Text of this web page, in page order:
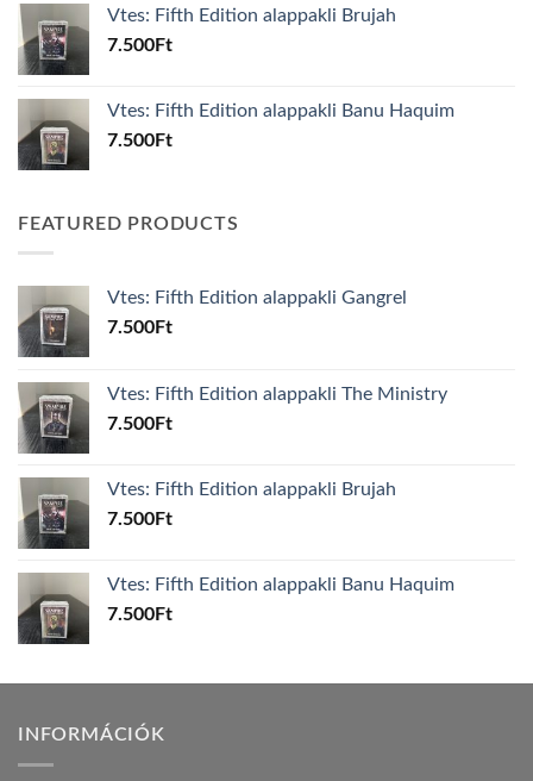
Vtes: Fifth Edition alappakli Brujah
7.500Ft
Vtes: Fifth Edition alappakli Banu Haquim
7.500Ft
FEATURED PRODUCTS
Vtes: Fifth Edition alappakli Gangrel
7.500Ft
Vtes: Fifth Edition alappakli The Ministry
7.500Ft
Vtes: Fifth Edition alappakli Brujah
7.500Ft
Vtes: Fifth Edition alappakli Banu Haquim
7.500Ft
INFORMÁCIÓK